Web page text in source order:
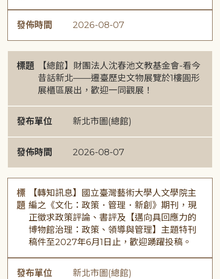
發佈時間 2026-08-07
標題
【總館】財團法人沈春池文教基金會-看今
昔話新北——遷臺歷史文物展覽於1樓圓形
展櫃區展出，歡迎一同觀展！
發布單位 新北市圖(總館)
發佈時間 2026-08-07
標
題
【轉知訊息】國立臺灣藝術大學人文學院主
編之《文化：政策．管理．新創》期刊，現
正徵求政策評論、書評及【邁向具回應力的
博物館治理：政策、領導與管理】主題特刊
稿件至2027年6月1日止，歡迎踴躍投稿。
發布單位 新北市圖(總館)